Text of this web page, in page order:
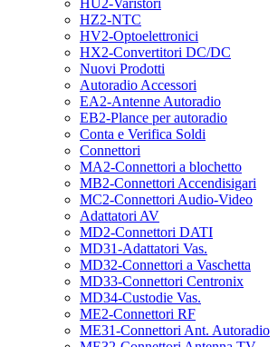
HU2-Varistori
HZ2-NTC
HV2-Optoelettronici
HX2-Convertitori DC/DC
Nuovi Prodotti
Autoradio Accessori
EA2-Antenne Autoradio
EB2-Plance per autoradio
Conta e Verifica Soldi
Connettori
MA2-Connettori a blochetto
MB2-Connettori Accendisigari
MC2-Connettori Audio-Video
Adattatori AV
MD2-Connettori DATI
MD31-Adattatori Vas.
MD32-Connettori a Vaschetta
MD33-Connettori Centronix
MD34-Custodie Vas.
ME2-Connettori RF
ME31-Connettori Ant. Autoradio